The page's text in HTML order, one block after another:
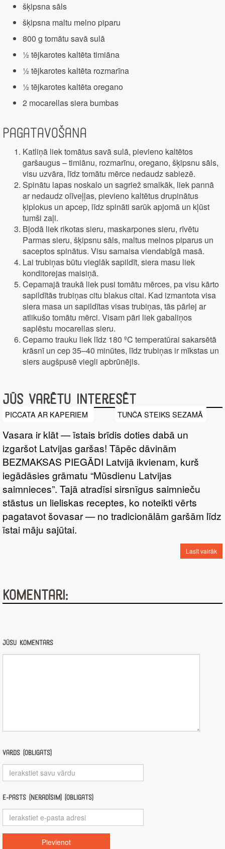
šķipsna sāls
šķipsna maltu melno piparu
800 g tomātu savā sulā
½ tējkarotes kaltēta timiāna
½ tējkarotes kaltēta rozmarīna
½ tējkarotes kaltēta oregano
2 mocarellas siera bumbas
Pagatavošana
Katliņā liek tomātus savā sulā, pievieno kaltētos
garšaugus – timiānu, rozmarīnu, oregano, šķipsnu sāls,
visu uzvāra, līdz tomātu mērce nedaudz sabiezē.
Spinātu lapas noskalo un sagriež smalkāk, liek pannā
ar nedaudz olīveļļas, pievieno kaltētus drupinātus
ķiplokus un apcep, līdz spināti sarūk apjomā un kļūst
tumši zaļi.
Bļodā liek rikotas sieru, maskarpones sieru, rīvētu
Parmas sieru, šķipsnu sāls, maltus melnos piparus un
saceptos spinātus. Visu samaisa viendabīgā masā.
Lai trubiņas būtu vieglāk sapildīt, siera masu liek
konditorejas maisiņā.
Cepamajā traukā liek pusi tomātu mērces, pa visu kārto
sapildītās trubiņas citu blakus citai. Kad izmantota visa
siera masa un sapildītas visas trubiņas, tās pārlej ar
atlikušo tomātu mērci. Visam pāri liek gabaliņos
saplēstu mocarellas sieru.
Cepamo trauku liek līdz 180 ºC temperatūrai sakarsētā
krāsnī un cep 35–40 minūtes, līdz trubiņas ir mīkstas un
siers augšpusē viegli apbrūnējis.
Jūs varētu interesēt
PICCATA AR KAPERIEM TUNČA STEIKS SEZAMĀ
Vasara ir klāt — īstais brīdis doties dabā un
izgaršot Latvijas garšas! Tāpēc dāvinām
BEZMAKSAS PIEGĀDI Latvijā ikvienam, kurš
iegādāsies grāmatu “Mūsdienu Latvijas
saimnieces”. Tajā atradīsi sirsnīgus saimnieču
stāstus un lieliskas receptes, ko noteikti vērts
pagatavot šovasar — no tradicionālām garšām līdz
īstai māju sajūtai.
Lasīt vairāk
Komentāri:
Jūsu komentārs
Vārds (obligāts)
E-pasts (nerādīsim) (obligāts)